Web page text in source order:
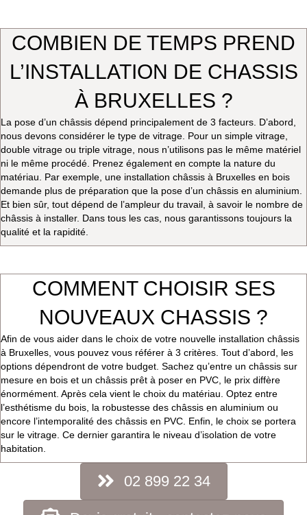
COMBIEN DE TEMPS PREND
L’INSTALLATION DE CHASSIS
À BRUXELLES ?
La pose d’un châssis dépend principalement de 3 facteurs. D’abord,
nous devons considérer le type de vitrage. Pour un simple vitrage,
double vitrage ou triple vitrage, nous n’utilisons pas le même matériel
ni le même procédé. Prenez également en compte la nature du
matériau. Par exemple, une installation châssis à Bruxelles en bois
demande plus de préparation que la pose d’un châssis en aluminium.
Et bien sûr, tout dépend de l’ampleur du travail, à savoir le nombre de
châssis à installer. Dans tous les cas, nous garantissons toujours la
qualité et la rapidité.
COMMENT CHOISIR SES
NOUVEAUX CHASSIS ?
Afin de vous aider dans le choix de votre nouvelle installation châssis
à Bruxelles, vous pouvez vous référer à 3 critères. Tout d’abord, les
options dépendront de votre budget. Sachez qu’entre un châssis sur
mesure en bois et un châssis prêt à poser en PVC, le prix diffère
énormément. Après cela vient le choix du matériau. Optez entre
l’esthétisme du bois, la robustesse des châssis en aluminium ou
encore l’intemporalité des châssis en PVC. Enfin, le choix se portera
sur le vitrage. Ce dernier garantira le niveau d’isolation de votre
habitation.
02 899 22 34